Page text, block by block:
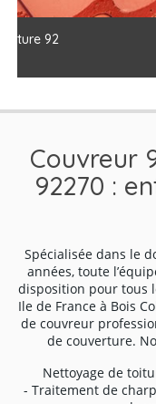
Habillage
Couvreur
92270 :
Spécialisée dans le
années, toute
disposition pour tous
Ile de France à Bois
de couvreur
de couverture.
Nettoyage de
- Traitement de